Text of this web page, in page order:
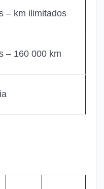
– km ilimitados
– 160 000 km